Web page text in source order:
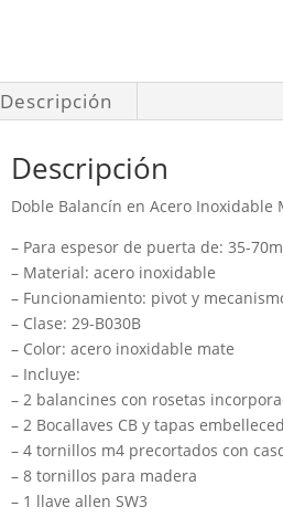
Descripción
Descripción
Doble Balancín en Acero Inoxidable
– Para espesor de puerta de: 35-
– Material: acero inoxidable
– Funcionamiento: pivot y
– Clase: 29-B030B
– Color: acero inoxidable mate
– Incluye:
– 2 balancines con rosetas
– 2 Bocallaves CB y tapas
– 4 tornillos m4 precortados con
– 8 tornillos para madera
– 1 llave allen SW3